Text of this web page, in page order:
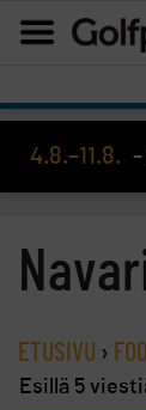
4.8.–11.8. -
ETUSIVU ›
Esillä 5